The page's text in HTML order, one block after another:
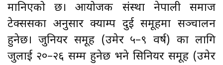
मानिएको छ। आयोजक संस्था नेपाली समाज
टेक्ससका अनुसार क्याम्प दुई समूहमा सञ्चालन
हुनेछ। जुनियर समूह (उमेर ५–९ वर्ष) का लागि
जुलाई २०–२६ सम्म हुनेछ भने सिनियर समूह (उमेर